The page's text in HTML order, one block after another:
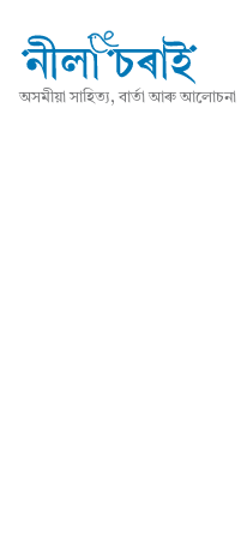
অসমীয়া সাহিত্য, বাৰ্তা আৰু আলোচনা